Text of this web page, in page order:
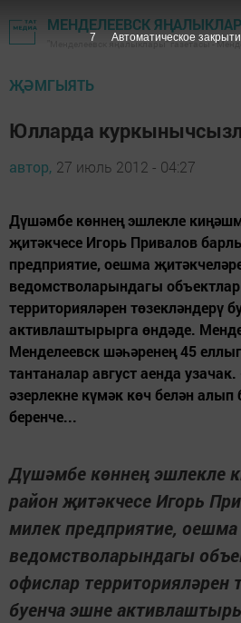
МЕНДЕЛЕЕВСК
"Менделеевск яңалыклары" газетасы -
ҖӘМГЫЯТЬ
Юлларда
автор, 27 июль 2012 - 04:27
Дүшәмбе көннең эшлекле
җитәкчесе Игорь Привалов
предприятие, оешма
ведомстволарындагы
территорияләрен төзекләндерү
активлаштырырга өндәде.
Менделеевск шәһәренең 45
тантаналар август аенда
әзерлекне күмәк көч белән
беренче...
Дүшәмбе көннең эшлекле
район җитәкчесе Игорь
милек предприятие,
ведомстволарындагы
офислар территорияләрен
буенча эшне
6 Автоматическое